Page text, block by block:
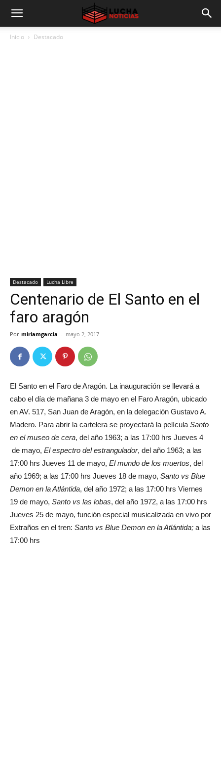
Inicio Destacado
Destacado Lucha Libre
Centenario de El Santo en el
faro aragón
Por miriamgarcia - mayo 2, 2017
El Santo en el Faro de Aragón. La inauguración se llevará a
cabo el día de mañana 3 de mayo en el Faro Aragón, ubicado
en AV. 517, San Juan de Aragón, en la delegación Gustavo A.
Madero. Para abrir la cartelera se proyectará la película Santo
en el museo de cera, del año 1963; a las 17:00 hrs Jueves 4
de mayo, El espectro del estrangulador, del año 1963; a las
17:00 hrs Jueves 11 de mayo, El mundo de los muertos, del
año 1969; a las 17:00 hrs Jueves 18 de mayo, Santo vs Blue
Demon en la Atlántida, del año 1972; a las 17:00 hrs Viernes
19 de mayo, Santo vs las lobas, del año 1972, a las 17:00 hrs
Jueves 25 de mayo, función especial musicalizada en vivo por
Extraños en el tren: Santo vs Blue Demon en la Atlántida; a las
17:00 hrs